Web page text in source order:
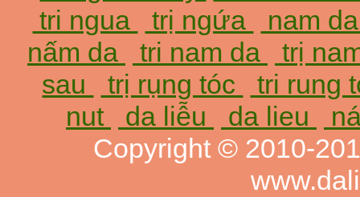
tri ngua
trị ngứa
nam
nấm da
tri nam da
trị
sau
trị rụng tóc
tri rung
nut
da liễu da lieu
Copyright © 2010-